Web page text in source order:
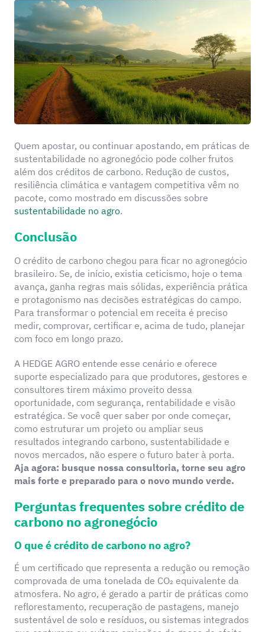
Quem apostar, ou continuar apostando, em práticas de
sustentabilidade no agronegócio pode colher frutos
além dos créditos de carbono. Redução de custos,
resiliência climática e vantagem competitiva vêm no
pacote, como mostrado em discussões sobre
sustentabilidade no agro.
Conclusão
O crédito de carbono chegou para ficar no agronegócio
brasileiro. Se, de início, existia ceticismo, hoje o tema
avança, ganha regras mais sólidas, experiência prática
e protagonismo nas decisões estratégicas do campo.
Para transformar o potencial em receita é preciso
medir, comprovar, certificar e, acima de tudo, planejar
com foco em longo prazo.
A HEDGE AGRO entende esse cenário e oferece
suporte especializado para que produtores, gestores e
consultores tirem máximo proveito dessa
oportunidade, com segurança, rentabilidade e visão
estratégica. Se você quer saber por onde começar,
como estruturar um projeto ou ampliar seus
resultados integrando carbono, sustentabilidade e
novos mercados, não espere o futuro bater à porta.
Aja agora: busque nossa consultoria, torne seu agro
mais forte e preparado para o novo mundo verde.
Perguntas frequentes sobre crédito de
carbono no agronegócio
O que é crédito de carbono no agro?
É um certificado que representa a redução ou remoção
comprovada de uma tonelada de CO₂ equivalente da
atmosfera. No agro, é gerado a partir de práticas como
reflorestamento, recuperação de pastagens, manejo
sustentável de solo e resíduos, ou sistemas integrados